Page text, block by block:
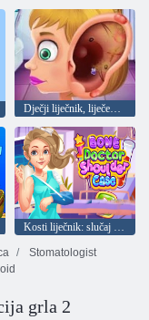
Kosti liječnik: slučaj s ramenom
Stomatologist
grla 2